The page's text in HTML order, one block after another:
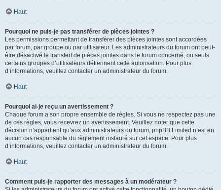
Haut
Pourquoi ne puis-je pas transférer de pièces jointes ?
Les permissions permettant de transférer des pièces jointes sont accordées
par forum, par groupe ou par utilisateur. Les administrateurs du forum ont peut-
être désactivé le transfert de pièces jointes dans le forum concerné, ou seuls
certains groupes d’utilisateurs détiennent cette autorisation. Pour plus
d’informations, veuillez contacter un administrateur du forum.
Haut
Pourquoi ai-je reçu un avertissement ?
Chaque forum a son propre ensemble de règles. Si vous ne respectez pas une
de ces règles, vous recevrez un avertissement. Veuillez noter que cette
décision n’appartient qu’aux administrateurs du forum, phpBB Limited n’est en
aucun cas responsable du règlement instauré sur cet espace. Pour plus
d’informations, veuillez contacter un administrateur du forum.
Haut
Comment puis-je rapporter des messages à un modérateur ?